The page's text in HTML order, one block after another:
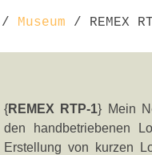
/ Museum / REMEX
{REMEX RTP-1} Mein
den handbetriebenen
Erstellung von kurzen